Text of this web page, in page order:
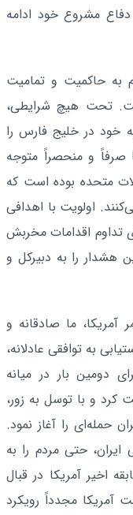
مشروع خود ادامه
به حاکمیت و تمامیت
تحت هیچ شرایطی،
خود در خلیج فارس را
صرفاً و منحصراً متوجه
متحده بوده است که
اولویت با اهدافی
تداوم اقدامات مخربش
را به دبیرکل و
ما صادقانه و
به توافقی عادلانه،
دومین بار در میانه
کرد و با توسل به زور،
حمله‌ای را آغاز نمود.
ایران، حتی مردم را به
اخیر آمریکا در قبال
است. از ژانویه ۲۰۲۵، دولت آمریکا مجدداً رویکرد